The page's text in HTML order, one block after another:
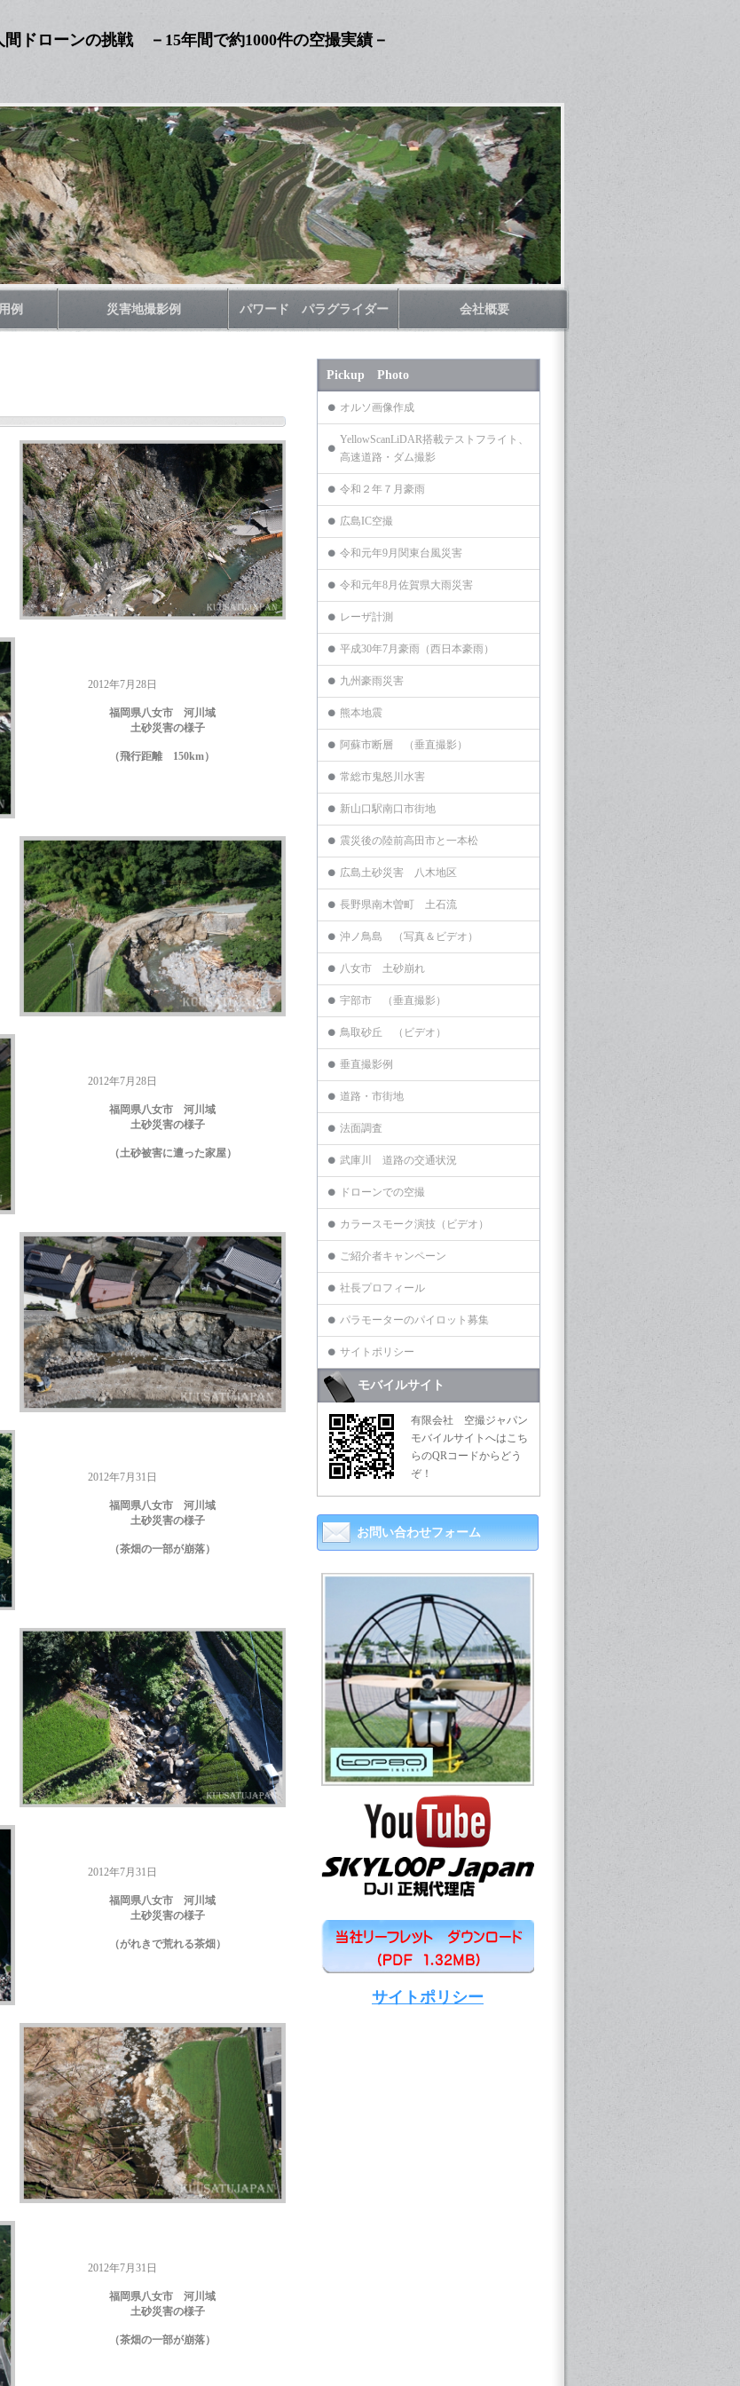
ローンの挑戦－15年間で約1000件の空撮実績－
例 災害地撮影例 パワード パラグライダー 会社概要
2012年7月28日
福岡県八女市 河川域
土砂災害の様子
（飛行距離 150km）
2012年7月28日
福岡県八女市 河川域
土砂災害の様子
（土砂被害に遭った家屋）
2012年7月31日
福岡県八女市 河川域
土砂災害の様子
（茶畑の一部が崩落）
2012年7月31日
福岡県八女市 河川域
土砂災害の様子
（がれきで荒れる茶畑）
2012年7月31日
福岡県八女市 河川域
土砂災害の様子
（茶畑の一部が崩落）
Pickup Photo
オルソ画像作成
YellowScanLiDAR搭載テストフライト、
高速道路・ダム撮影
令和２年７月豪雨
広島IC空撮
令和元年9月関東台風災害
令和元年8月佐賀県大雨災害
レーザ計測
平成30年7月豪雨（西日本豪雨）
九州豪雨災害
熊本地震
阿蘇市断層 （垂直撮影）
常総市鬼怒川水害
新山口駅南口市街地
震災後の陸前高田市と一本松
広島土砂災害 八木地区
長野県南木曽町 土石流
沖ノ鳥島 （写真＆ビデオ）
八女市 土砂崩れ
宇部市 （垂直撮影）
鳥取砂丘 （ビデオ）
垂直撮影例
道路・市街地
法面調査
武庫川 道路の交通状況
ドローンでの空撮
カラースモーク演技（ビデオ）
ご紹介者キャンペーン
社長プロフィール
パラモーターのパイロット募集
サイトポリシー
モバイルサイト
有限会社 空撮ジャパン
モバイルサイトへはこち
らのQRコードからどう
ぞ！
お問い合わせフォーム
サイトポリシー